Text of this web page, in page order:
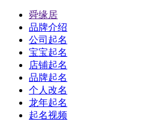
舜缘居
品牌介绍
公司起名
宝宝起名
店铺起名
品牌起名
个人改名
龙年起名
起名视频